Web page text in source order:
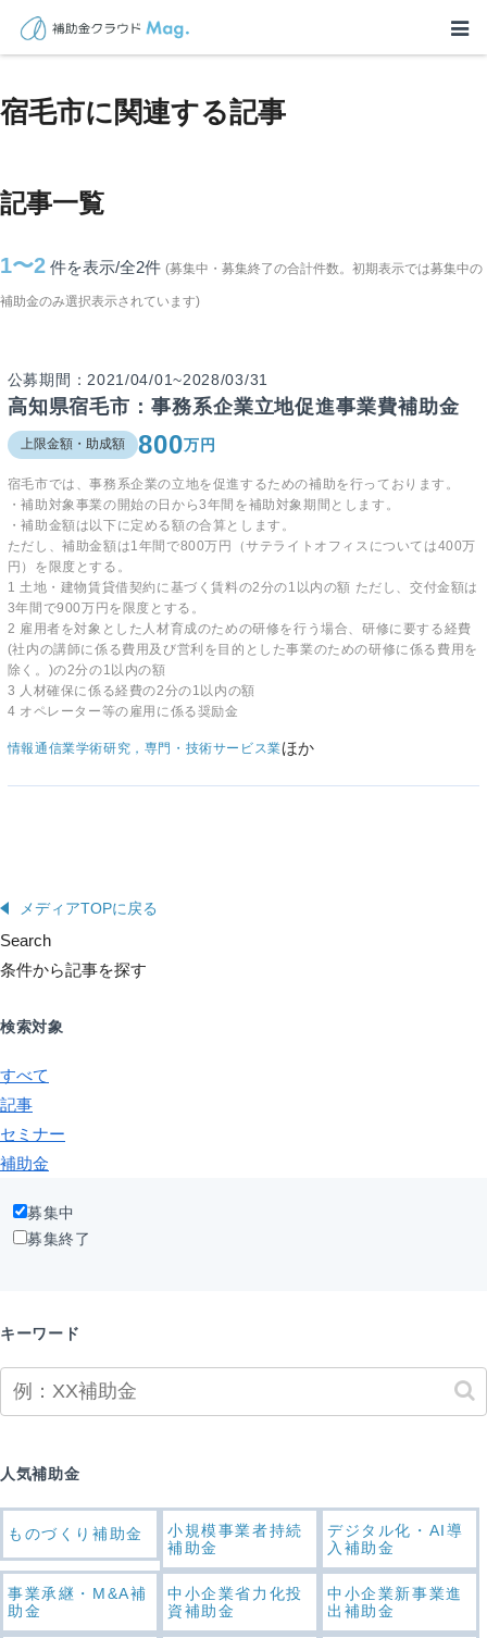
TOP > 補助金・助成金詳細>高知県
宿毛市に関連する記事
記事一覧
1〜2 件を表示/全2件 (募集中・募集終了の合計件数。初期表示では募集中の
補助金のみ選択表示されています)
公募期間：2021/04/01~2028/03/31
高知県宿毛市：事務系企業立地促進事業費補助金
上限金額・助成額 800万円
宿毛市では、事務系企業の立地を促進するための補助を行っております。
・補助対象事業の開始の日から3年間を補助対象期間とします。
・補助金額は以下に定める額の合算とします。
ただし、補助金額は1年間で800万円（サテライトオフィスについては400万
円）を限度とする。
1 土地・建物賃貸借契約に基づく賃料の2分の1以内の額 ただし、交付金額は
3年間で900万円を限度とする。
2 雇用者を対象とした人材育成のための研修を行う場合、研修に要する経費
(社内の講師に係る費用及び営利を目的とした事業のための研修に係る費用を
除く。)の2分の1以内の額
3 人材確保に係る経費の2分の1以内の額
4 オペレーター等の雇用に係る奨励金
情報通信業学術研究，専門・技術サービス業ほか
メディアTOPに戻る
Search
条件から記事を探す
検索対象
すべて
記事
セミナー
補助金
募集中
募集終了
キーワード
人気補助金
ものづくり補助金
小規模事業者持続
補助金
デジタル化・AI導
入補助金
事業承継・M&A補
助金
中小企業省力化投
資補助金
中小企業新事業進
出補助金